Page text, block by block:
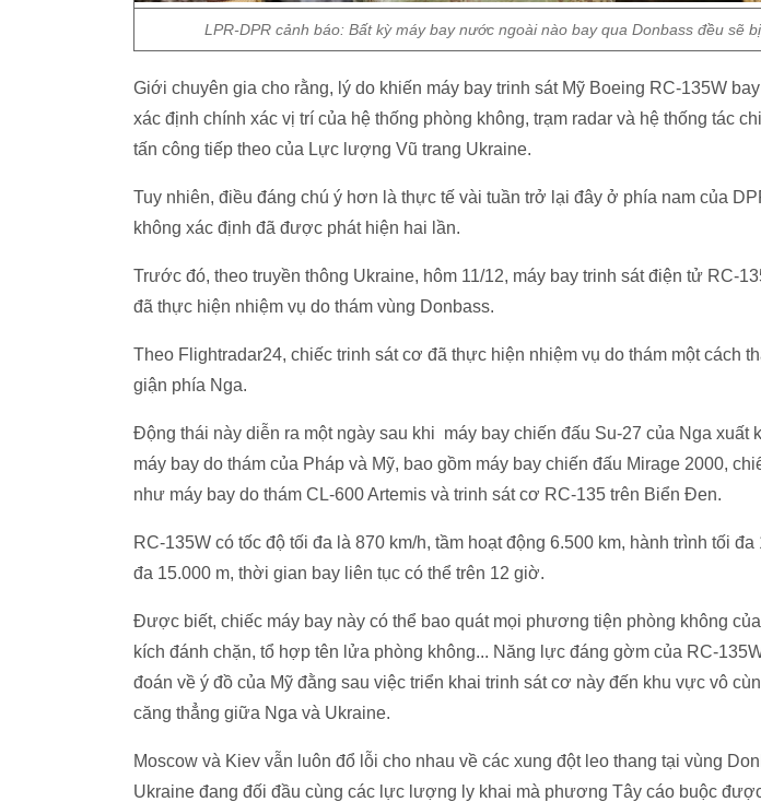
LPR-DPR cảnh báo: Bất kỳ máy bay nước ngoài nào bay qua Donbass đều sẽ
Giới chuyên gia cho rằng, lý do khiến máy bay trinh sát Mỹ Boeing RC-135W
xác định chính xác vị trí của hệ thống phòng không, trạm radar và hệ thống tác
tấn công tiếp theo của Lực lượng Vũ trang Ukraine.
Tuy nhiên, điều đáng chú ý hơn là thực tế vài tuần trở lại đây ở phía nam của
không xác định đã được phát hiện hai lần.
Trước đó, theo truyền thông Ukraine, hôm 11/12, máy bay trinh sát điện tử RC-
đã thực hiện nhiệm vụ do thám vùng Donbass.
Theo Flightradar24, chiếc trinh sát cơ đã thực hiện nhiệm vụ do thám một cách
giận phía Nga.
Động thái này diễn ra một ngày sau khi máy bay chiến đấu Su-27 của Nga xuất
máy bay do thám của Pháp và Mỹ, bao gồm máy bay chiến đấu Mirage 2000,
như máy bay do thám CL-600 Artemis và trinh sát cơ RC-135 trên Biển Đen.
RC-135W có tốc độ tối đa là 870 km/h, tầm hoạt động 6.500 km, hành trình tối
đa 15.000 m, thời gian bay liên tục có thể trên 12 giờ.
Được biết, chiếc máy bay này có thể bao quát mọi phương tiện phòng không
kích đánh chặn, tổ hợp tên lửa phòng không... Năng lực đáng gờm của RC-
đoán về ý đồ của Mỹ đằng sau việc triển khai trinh sát cơ này đến khu vực vô
căng thẳng giữa Nga và Ukraine.
Moscow và Kiev vẫn luôn đổ lỗi cho nhau về các xung đột leo thang tại vùng
Ukraine đang đối đầu cùng các lực lượng ly khai mà phương Tây cáo buộc